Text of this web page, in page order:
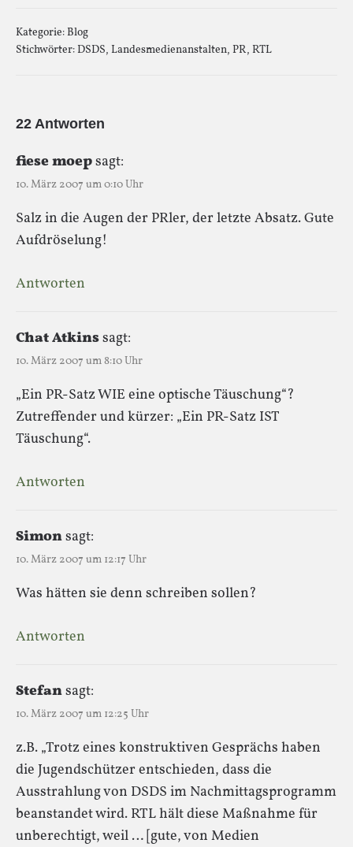
Kategorie:Blog
Stichwörter:DSDS, Landesmedienanstalten, PR, RTL
22 Antworten
fiese moepsagt:
10. März 2007 um 0:10 Uhr
Salz in die Augen der PRler, der letzte Absatz. Gute
Aufdröselung!
Antworten
Chat Atkinssagt:
10. März 2007 um 8:10 Uhr
„Ein PR-Satz WIE eine optische Täuschung“?
Zutreffender und kürzer: „Ein PR-Satz IST
Täuschung“.
Antworten
Simonsagt:
10. März 2007 um 12:17 Uhr
Was hätten sie denn schreiben sollen?
Antworten
Stefansagt:
10. März 2007 um 12:25 Uhr
z.B. „Trotz eines konstruktiven Gesprächs haben
die Jugendschützer entschieden, dass die
Ausstrahlung von DSDS im Nachmittagsprogramm
beanstandet wird. RTL hält diese Maßnahme für
unberechtigt, weil … [gute, von Medien